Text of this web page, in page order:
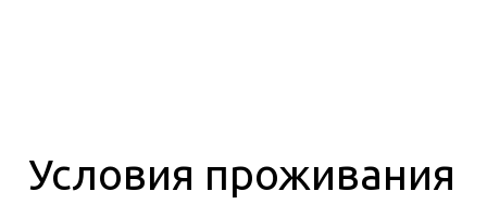
Входит в стоимость